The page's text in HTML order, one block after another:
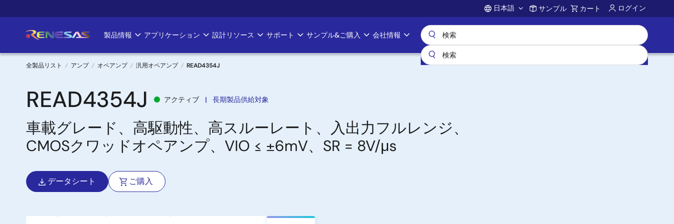
イ
ン
Account
日本語 サンプル カート ログイン
Main
navigation
製品情報 アプリケーション 設計リソース サポート サンプル&ご購入 会社情報
パ
ン
く
ず
全製品リスト アンプ オペアンプ 汎用オペアンプ READ4354J
READ4354J アクティブ 長期製品供給対象
車載グレード、高駆動性、高スルーレート、入出力フルレンジ、
CMOSクワッドオペアンプ、VIO ≤ ±6mV、SR = 8V/μs
データシート ご購入